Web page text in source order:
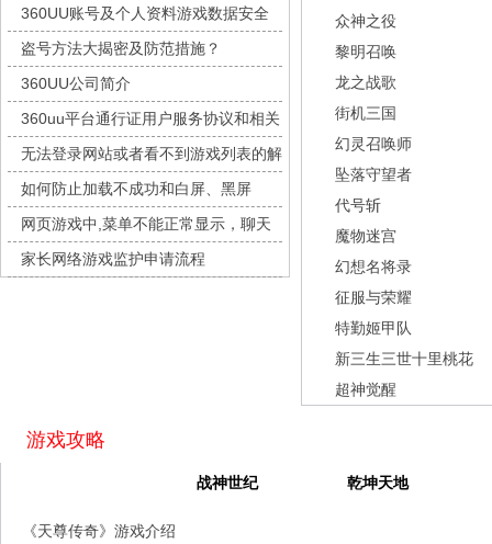
魔物迷宫
每日新服
今日 10:00点
城防三国志
每日新服
今日 10:00点
九梦仙域
每日新服
豌豆大作战
每日新服
今日 10:00点
灵魂序章
每日新服
今日 10:00点
冒险守护
每日新服
今日 10:00点
绝地苍穹
每日新服
今日 10:00点
代号斩
每日新服
今日 10:00点
征服与荣耀
灵魂契约
每日新服
360UU账号及个人资料游戏数据安全
盗号方法大揭密及防范措施？
360UU公司简介
360uu平台通行证用户服务协议和相关
的条款和条件
无法登录网站或者看不到游戏列表的解
决方法
如何防止加载不成功和白屏、黑屏
网页游戏中,菜单不能正常显示，聊天
及其它功能不能正常使用的解决办法
家长网络游戏监护申请流程
众神之役
黎明召唤
龙之战歌
街机三国
幻灵召唤师
坠落守望者
代号斩
魔物迷宫
幻想名将录
征服与荣耀
特勤姬甲队
新三生三世十里桃花
超神觉醒
游戏攻略
战神世纪 乾坤天地
《天尊传奇》游戏介绍